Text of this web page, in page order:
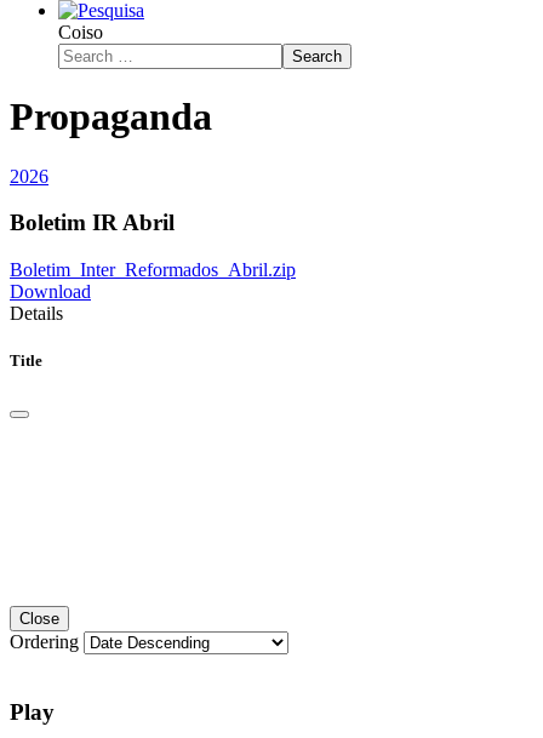
Coiso
Search
Propaganda
2026
Boletim IR Abril
Boletim_Inter_Reformados_Abril.zip
Download
Details
Title
Close
Ordering
Play